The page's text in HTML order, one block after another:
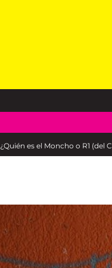
¿Quién es el Moncho o R1 (del